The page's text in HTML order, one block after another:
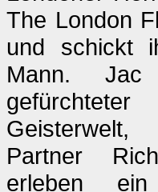
The London
und schickt
Mann. Jac
Partner
erleben ein